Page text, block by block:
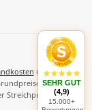
und ggf.
und Preise
Streichpreis ist der
SEHR GUT
(4,9)
15.000+